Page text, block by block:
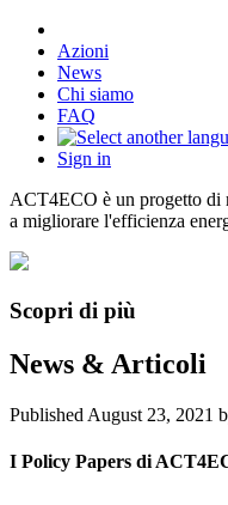
Azioni
News
Chi siamo
FAQ
Sign in
ACT4ECO è un progetto di
a migliorare l'efficienza
Scopri di più
News & Articoli
Published August 23, 2021
I Policy Papers di